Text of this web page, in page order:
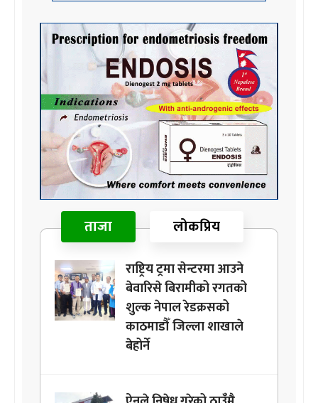
ताजा लोकप्रिय
राष्ट्रिय ट्रमा सेन्टरमा आउने
बेवारिसे बिरामीको रगतको
शुल्क नेपाल रेडक्रसको
काठमाडौँ जिल्ला शाखाले
बेहोर्ने